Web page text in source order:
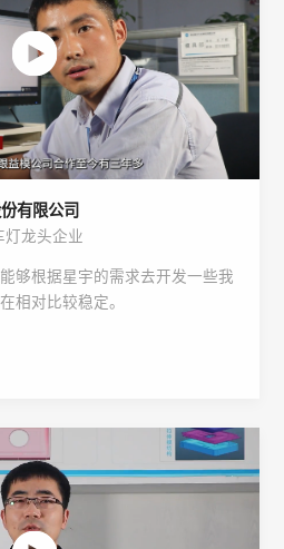
有限公司
灯龙头企业
够根据星宇的需求去开发一些我
相对比较稳定。